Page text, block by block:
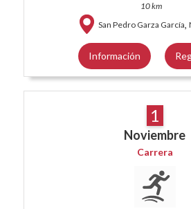
10 km
San Pedro Garza García,
Información
1
Noviembre
Carrera